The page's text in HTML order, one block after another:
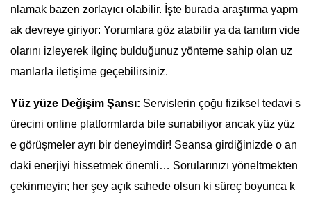
nlamak bazen zorlayıcı olabilir. İşte burada araştırma yapm
ak devreye giriyor: Yorumlara göz atabilir ya da tanıtım vide
olarını izleyerek ilginç bulduğunuz yönteme sahip olan uz
manlarla iletişime geçebilirsiniz.
Yüz yüze Değişim Şansı: Servislerin çoğu fiziksel tedavi s
ürecini online platformlarda bile sunabiliyor ancak yüz yüz
e görüşmeler ayrı bir deneyimdir! Seansa girdiğinizde o an
daki enerjiyi hissetmek önemli… Sorularınızı yöneltmekten
çekinmeyin; her şey açık sahede olsun ki süreç boyunca k